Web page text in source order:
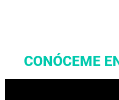
CONÓCEME